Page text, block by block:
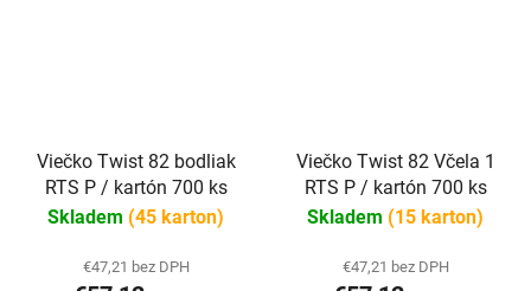
Viečko Twist 82 bodliak
RTS P / kartón 700 ks
Skladem (45 karton)
€47,21 bez DPH
Viečko Twist 82 Včela 1
RTS P / kartón 700 ks
Skladem (15 karton)
€47,21 bez DPH